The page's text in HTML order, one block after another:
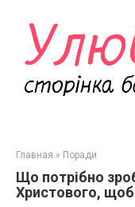
контенту
Главная » Поради
Що потрібно
Христового, щоб